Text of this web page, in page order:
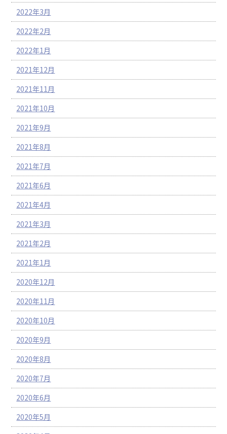
2022年3月
2022年2月
2022年1月
2021年12月
2021年11月
2021年10月
2021年9月
2021年8月
2021年7月
2021年6月
2021年4月
2021年3月
2021年2月
2021年1月
2020年12月
2020年11月
2020年10月
2020年9月
2020年8月
2020年7月
2020年6月
2020年5月